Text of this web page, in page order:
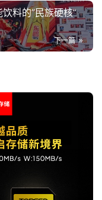
料的”民族硬核”
下一篇